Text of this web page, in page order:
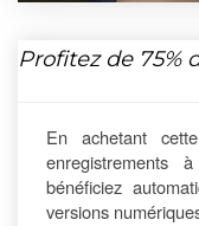
Profitez de 75%
En achetant
enregistrements
bénéficiez
versions